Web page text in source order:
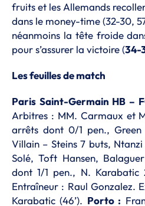
fruits et les Allemands
dans le money-time (32-30,
néanmoins la tête froide
pour s’assurer la victoire (34-
Les feuilles de match
Paris Saint-Germain HB –
Arbitres : MM. Carmaux et
arrêts dont 0/1 pen.,
Villain – Steins 7 buts,
Solé, Toft Hansen,
dont 1/1 pen., N. Karabatic
Entraîneur : Raul Gonzalez.
Karabatic (46’). Porto :